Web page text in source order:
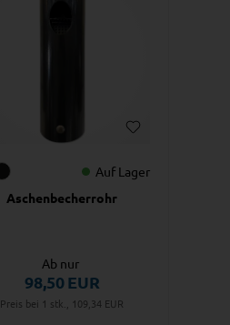
Auf Lager
Aschenbecherrohr
Ab nur
98,50EUR
Preis bei 1 stk., 109,34 EUR